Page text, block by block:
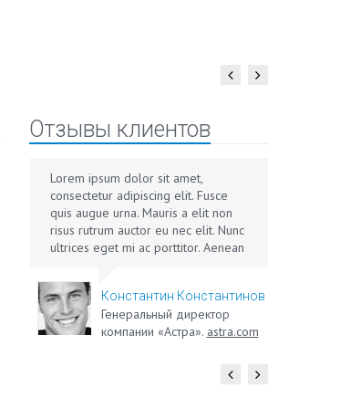
Отзывы клиентов
Lorem ipsum dolor sit amet,
consectetur adipiscing elit. Fusce
quis augue urna. Mauris a elit non
risus rutrum auctor eu nec elit. Nunc
ultrices eget mi ac porttitor. Aenean
quis at ipsum. Donec molestie lorem
in orci elementum, ac ullamcorper
tellus fringilla. Cras ut magna mollis
eros mollis malesuada in non elit.
laoreet velit, nec iaculis orci. Donec
Константин Константинов
Генеральный директор
компании «Астра». astra.com